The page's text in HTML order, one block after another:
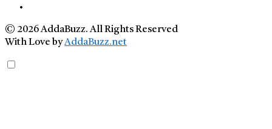
© 2026 AddaBuzz. All Rights Reserved
With Love byAddaBuzz.net